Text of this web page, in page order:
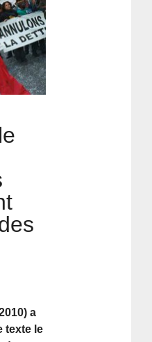
a
texte le